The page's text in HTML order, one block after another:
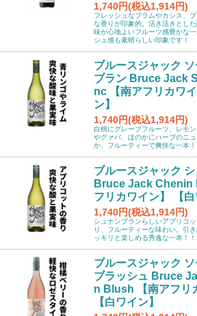
1,740円(税込1,914円)
フレッシュなプラムやカシス、
な香りが印象的。活き活きとし
味が心地よいフルーツ感豊かな
シュ感も素晴らしい印象です！
ブルースジャック
ブラン Bruce Jack
nc 【南アフリカワ
ン】
1,740円(税込1,914円)
白桃にグレープフルーツ、レモ
やグァバ、ほのかにハーブのニ
か、フルーティーで爽快な一本！
ブルースジャック
Bruce Jack Chenin
フリカワイン】 【白
1,740円(税込1,914円)
シュナンブランらしいアプリコ
り、フルーティーな味わい。引
ッキリと楽しめる秀逸な一本！！
ブルースジャック
ブラッシュ Bruce
n Blush 【南アフリ
【白ワイン】